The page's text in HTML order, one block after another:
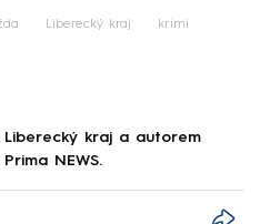
Liberecký kraj krimi
kraj a autorem
NEWS.